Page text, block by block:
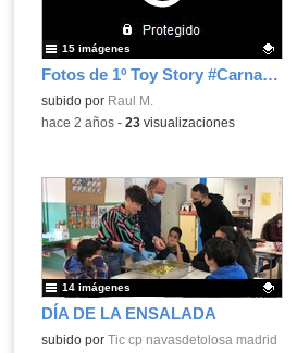
Fotos de 1º Toy Story #CarnavalEnElNavas
Contenido educativo.
subido por Raul M.
15 imágenes
-hace 2 años- 23visualizaciones
DÍA DE LA ENSALADA
Contenido educativo.
subido por Tic cp navasdetolosa madrid
14 imágenes